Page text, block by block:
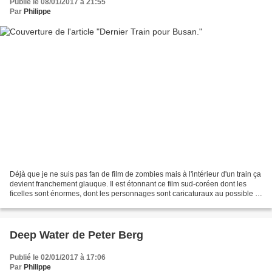
Publié le 08/01/2017 à 21:55
Par Philippe
Déjà que je ne suis pas fan de film de zombies mais à l'intérieur d'un train ça
devient franchement glauque. Il est étonnant ce film sud-coréen dont les
ficelles sont énormes, dont les personnages sont caricaturaux au possible !
Deep Water de Peter Berg
Publié le 02/01/2017 à 17:06
Par Philippe